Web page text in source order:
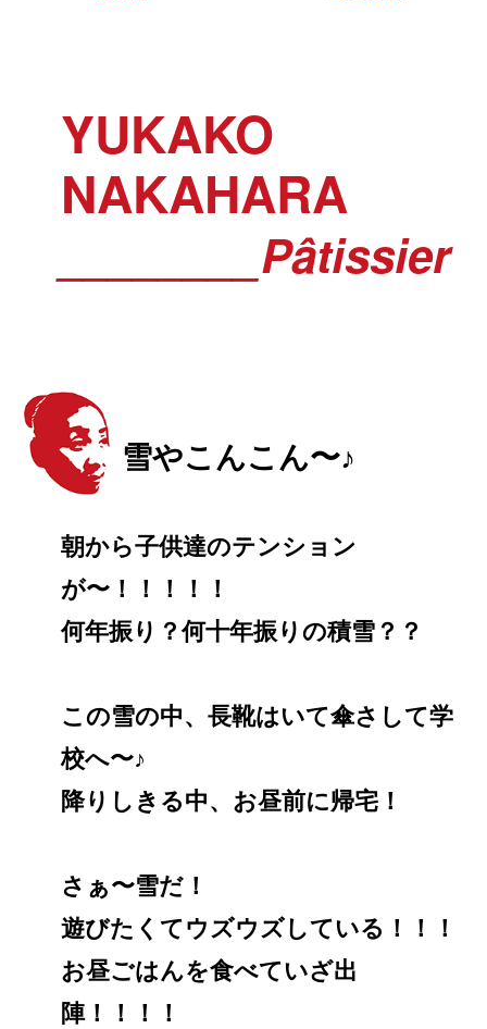
YUKAKO
NAKAHARA
________Pâtissier
雪やこんこん〜♪
朝から子供達のテンション
が〜！！！！！
何年振り？何十年振りの積雪？？
この雪の中、長靴はいて傘さして学
校へ〜♪
降りしきる中、お昼前に帰宅！
さぁ〜雪だ！
遊びたくてウズウズしている！！！
お昼ごはんを食べていざ出
陣！！！！